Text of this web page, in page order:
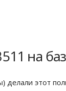
на
делали этот